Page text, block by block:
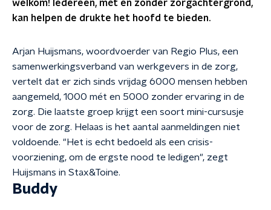
welkom! Iedereen, mét en zonder zorgachtergrond,
kan helpen de drukte het hoofd te bieden.
Arjan Huijsmans, woordvoerder van Regio Plus, een
samenwerkingsverband van werkgevers in de zorg,
vertelt dat er zich sinds vrijdag 6000 mensen hebben
aangemeld, 1000 mét en 5000 zonder ervaring in de
zorg. Die laatste groep krijgt een soort mini-cursusje
voor de zorg. Helaas is het aantal aanmeldingen niet
voldoende. "Het is echt bedoeld als een crisis-
voorziening, om de ergste nood te ledigen", zegt
Huijsmans in Stax&Toine.
Buddy